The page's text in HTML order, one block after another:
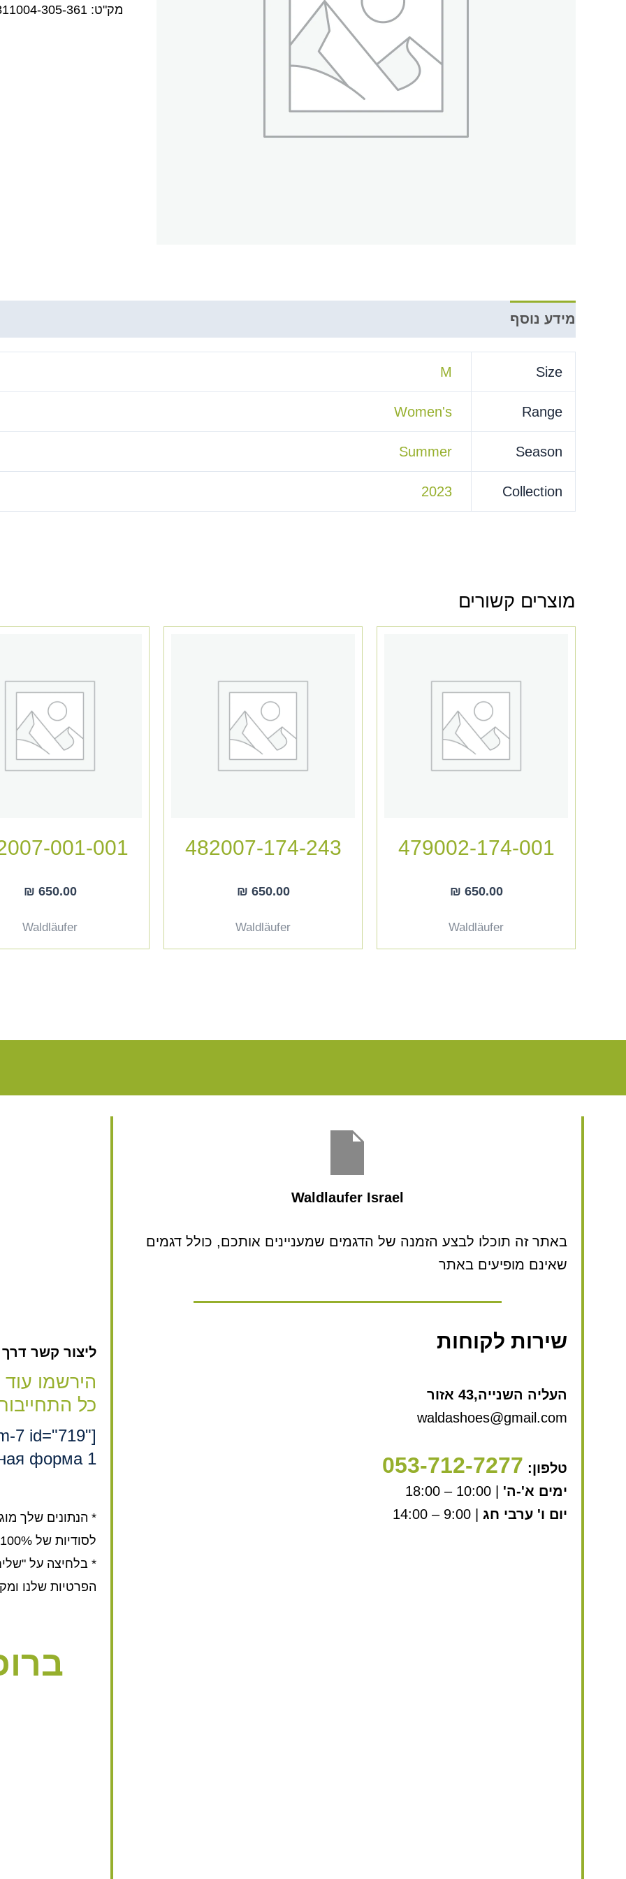
מק"ט: 305-361
מידע נוסף
Size
M
Range
Women's
Season
Summer
Collection
2023
מוצרים קשורים
479002-174-001
₪ 650.00
Waldläufer
482007-174-243
₪ 650.00
Waldläufer
001-001
₪ 650.00
Waldläufer
Waldlaufer Israel
באתר זה תוכלו לבצע הזמנה של הדגמים שמעניינים אותכם, כולל דגמים
שאינם מופיעים באתר
שירות לקוחות
העליה השנייה,43 אזור
waldashoes@gmail.com
טלפון: 053-712-7277
ימים א'-ה'
יום ו' ערבי חג
ליצור קשר דרך
הירשמו
כל
7 id="719"
форма 1"]
* הנתונים שלך
לסודיות של 100%.
* בלחיצה על
הפרטיות שלנו